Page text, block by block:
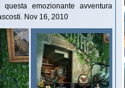
emozionante avventura
Nov 16, 2010